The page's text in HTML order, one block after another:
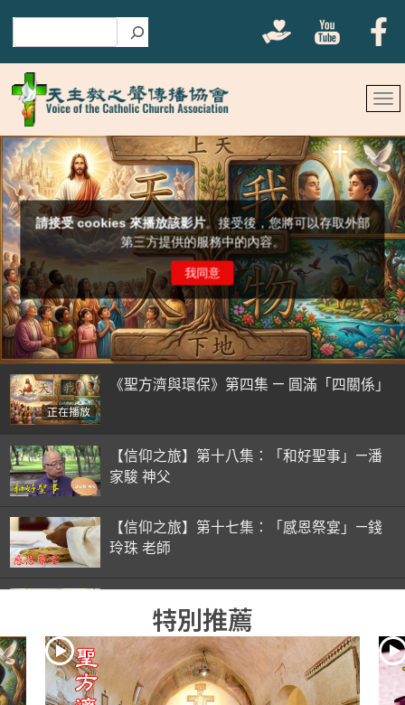
正在播放
《聖方濟與環保》第四集 — 圓滿「四關係」
【信仰之旅】第十八集：「和好聖事」—潘
家駿 神父
【信仰之旅】第十七集：「感恩祭宴」—錢
玲珠 老師
錢玲珠 老師
【信仰之旅】第十五集：「入門聖事」—錢
玲珠 老師
特別推薦